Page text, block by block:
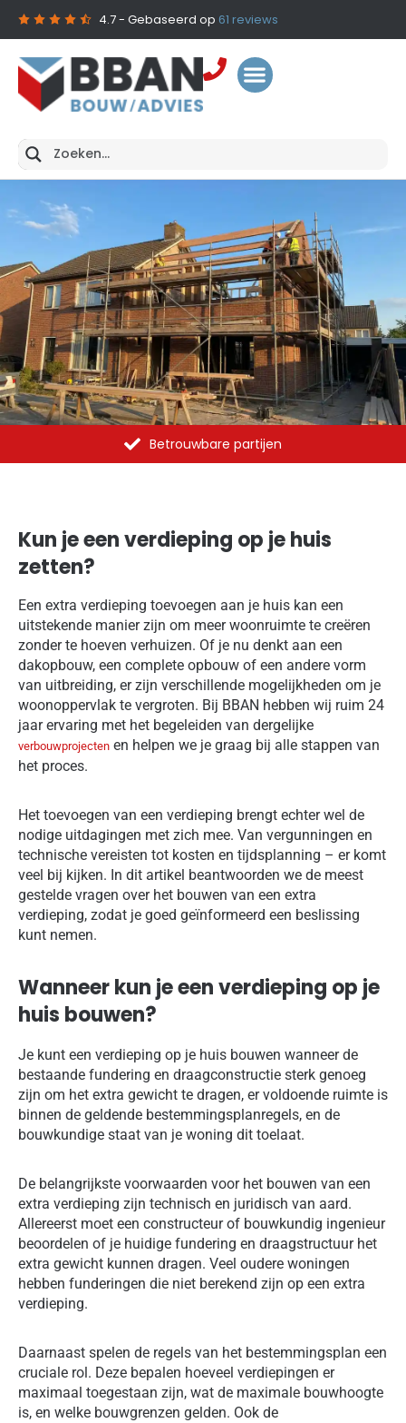
4.7- Gebaseerd op 61 reviews
Al meer dan 1375 opdrachten uitgevoerd
Kun je een verdieping op je huis
zetten?
Een extra verdieping toevoegen aan je huis kan een
uitstekende manier zijn om meer woonruimte te creëren
zonder te hoeven verhuizen. Of je nu denkt aan een
dakopbouw, een complete opbouw of een andere vorm
van uitbreiding, er zijn verschillende mogelijkheden om je
woonoppervlak te vergroten. Bij BBAN hebben wij ruim 24
jaar ervaring met het begeleiden van dergelijke
verbouwprojecten en helpen we je graag bij alle stappen van
het proces.
Het toevoegen van een verdieping brengt echter wel de
nodige uitdagingen met zich mee. Van vergunningen en
technische vereisten tot kosten en tijdsplanning – er komt
veel bij kijken. In dit artikel beantwoorden we de meest
gestelde vragen over het bouwen van een extra
verdieping, zodat je goed geïnformeerd een beslissing
kunt nemen.
Wanneer kun je een verdieping op je
huis bouwen?
Je kunt een verdieping op je huis bouwen wanneer de
bestaande fundering en draagconstructie sterk genoeg
zijn om het extra gewicht te dragen, er voldoende ruimte is
binnen de geldende bestemmingsplanregels, en de
bouwkundige staat van je woning dit toelaat.
De belangrijkste voorwaarden voor het bouwen van een
extra verdieping zijn technisch en juridisch van aard.
Allereerst moet een constructeur of bouwkundig ingenieur
beoordelen of je huidige fundering en draagstructuur het
extra gewicht kunnen dragen. Veel oudere woningen
hebben funderingen die niet berekend zijn op een extra
verdieping.
Daarnaast spelen de regels van het bestemmingsplan een
cruciale rol. Deze bepalen hoeveel verdiepingen er
maximaal toegestaan zijn, wat de maximale bouwhoogte
is, en welke bouwgrenzen gelden. Ook de